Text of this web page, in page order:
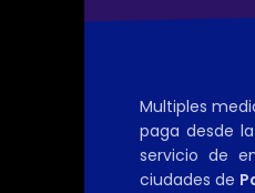
Multiples
paga desde
servicio de
ciudades de